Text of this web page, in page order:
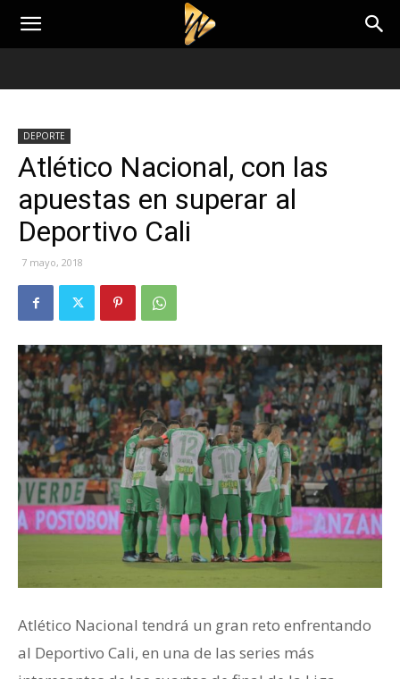
DEPORTE
Atlético Nacional, con las
apuestas en superar al
Deportivo Cali
7 mayo, 2018
Atlético Nacional tendrá un gran reto enfrentando
al Deportivo Cali, en una de las series más